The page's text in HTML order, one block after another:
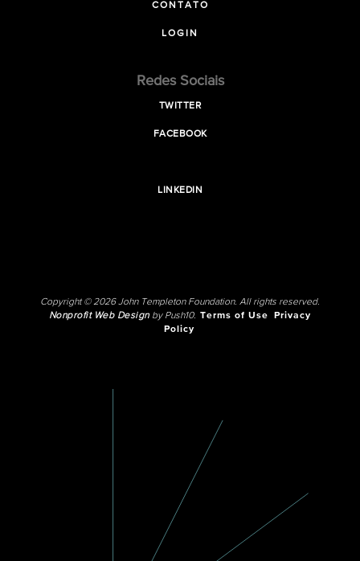
CONTATO
LOGIN
Redes Sociais
TWITTER
FACEBOOK
LINKEDIN
Copyright © 2026 John Templeton Foundation. All rights reserved.
Nonprofit Web Designby Push10. Terms of Use
Privacy
Policy